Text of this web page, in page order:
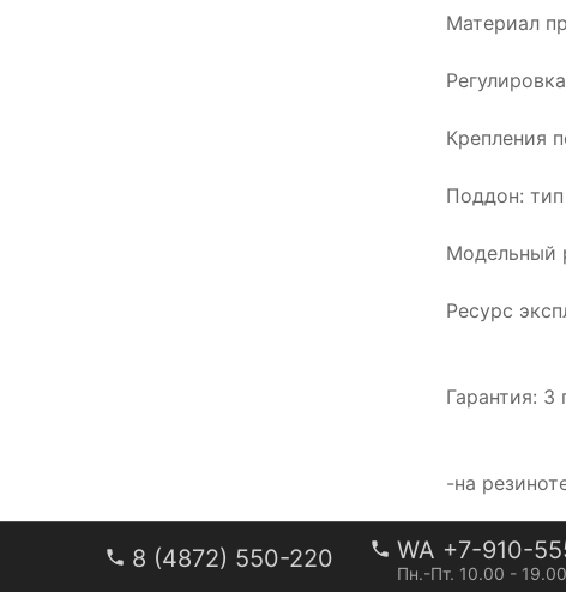
Материал
Крепления
Поддон:
Модельный
Ресурс
Гарантия:
-на
8 (4872) 550-220 WA +7-910-
Пн.-Пт. 10.00 -